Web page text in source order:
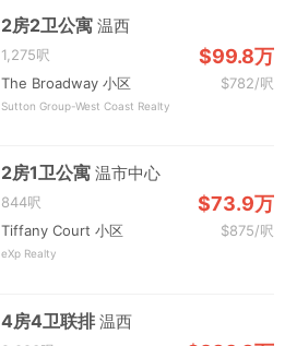
2房2卫公寓温西
1,275呎 $99.8万
The Broadway 小区 $782/呎
Sutton Group-West Coast Realty
2房1卫公寓温市中心
844呎 $73.9万
Tiffany Court 小区 $875/呎
eXp Realty
4房4卫联排温西